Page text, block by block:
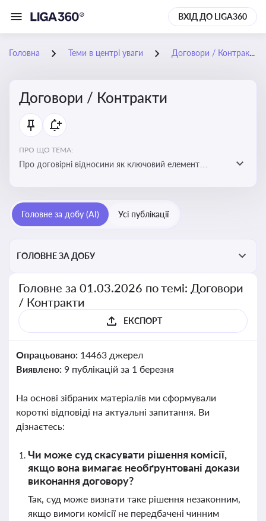
ВХІД ДО LIGA360
Головна Теми в центрі уваги Договори / Контракти
Договори / Контракти
ПРО ЩО ТЕМА:
Про договірні відносини як ключовий елемент
зобов’язань за договором та розірвання договору
Головне за добу (AI) Усі публікації
ГОЛОВНЕ ЗА ДОБУ
Головне за 01.03.2026 по темі: Договори
/ Контракти
ЕКСПОРТ
Опрацьовано: 14463 джерел
Виявлено: 9 публікацій за 1 березня
На основі зібраних матеріалів ми сформували
короткі відповіді на актуальні запитання. Ви
дізнаєтесь:
Чи може суд скасувати рішення комісії,
якщо вона вимагає необґрунтовані докази
виконання договору?
Так, суд може визнати таке рішення незаконним,
якщо вимоги комісії не передбачені чинним